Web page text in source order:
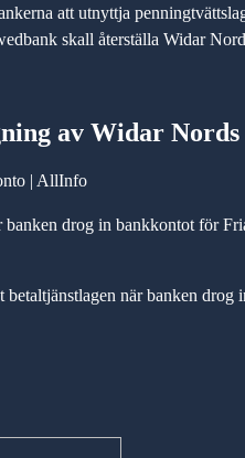
att utnyttja
skall återställa Widar
av Widar
| AllInfo
drog in bankkontot för
när banken drog